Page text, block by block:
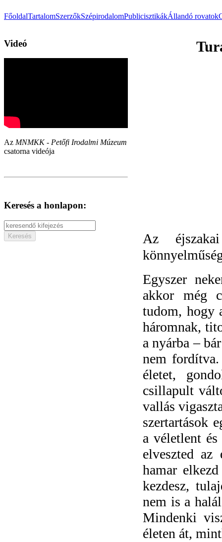
FőoldalTartalomSzerzőkSzépirodalomPublicisztikákÁllandó rovatok
Videó
Az MNMKK - Petőfi Irodalmi Múzeum
csatorna videója
Keresés a honlapon:
Az
Egyszer
akkor még
tudom, hogy
háromnak,
a nyárba –
nem
életet,
csillapult
vallás
szertartások
a véletlent
elveszted az
hamar
kezdesz,
nem is a
Mindenki
életen át,